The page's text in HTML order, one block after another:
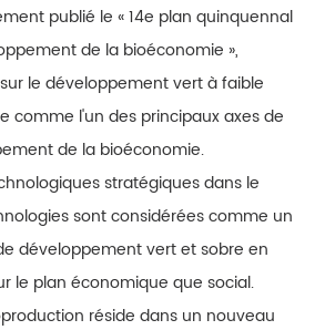
publié le « 14e plan quinquennal
de la bioéconomie »,
le développement vert à faible
comme l'un des principaux axes de
de la bioéconomie.
stratégiques dans le
sont considérées comme un
développement vert et sobre en
le plan économique que social.
réside dans un nouveau